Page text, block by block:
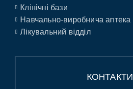
Клінічні бази
Навчально-виробнича аптека
Лікувальний відділ
КОНТАКТИ